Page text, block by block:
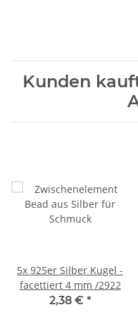
Kunden
5x 925er Silber Kugel -
facettiert 4 mm /2922
2,38 € *